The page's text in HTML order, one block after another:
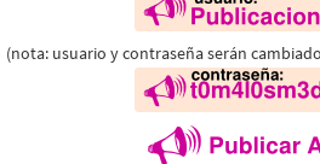
(nota: usuario y contraseña serán